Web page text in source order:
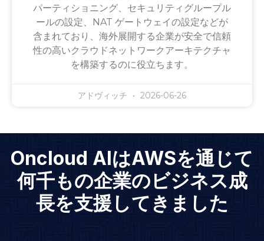
パーティショニング、セキュリティグループル
ールの設定、NAT ゲートウェイの設定などが
含まれており、海外展開する企業が安全で信頼
性の高いクラウドネットワークアーキテクチャ
を構築するのに役立ちます。
アドヴィッチ 2026-06-26
Oncloud AIはAWSを通じて
何千もの企業のビジネス成
長を支援してきました